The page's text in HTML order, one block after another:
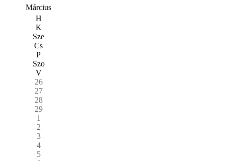
Március
H
K
Sze
Cs
P
Szo
V
26
27
28
29
1
2
3
4
5